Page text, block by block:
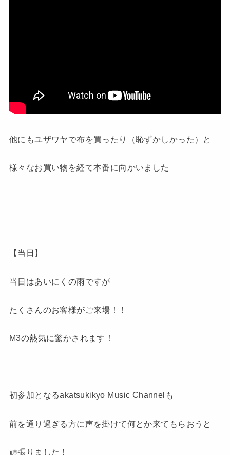
他にもユザワヤで布を買ったり（恥ずかしかった）と
様々なお買い物を経て本番に向かいました
【当日】
当日はあいにくの雨ですが
たくさんのお客様がご来場！！
M3の熱気に驚かされます！
初参加となるakatsukikyo Music Channelも
前を通り過ぎる方に声を掛けて何とか来てもらおうと
頑張りました！